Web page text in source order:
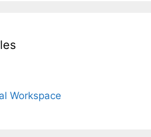
Workspace